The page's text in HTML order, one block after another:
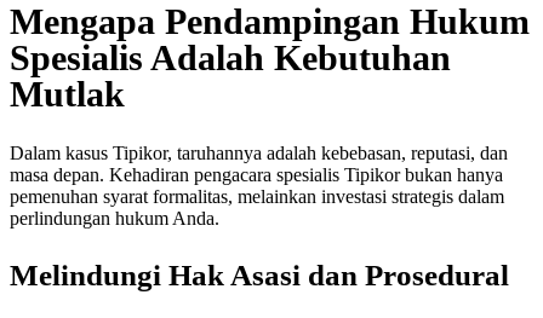
Mengapa Pendampingan Hukum
Spesialis Adalah Kebutuhan
Mutlak
Dalam kasus Tipikor, taruhannya adalah kebebasan, reputasi, dan
masa depan. Kehadiran pengacara spesialis Tipikor bukan hanya
pemenuhan syarat formalitas, melainkan investasi strategis dalam
perlindungan hukum Anda.
Melindungi Hak Asasi dan Prosedural